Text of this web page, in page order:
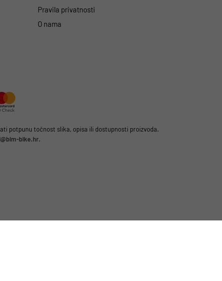
Pravila privatnosti
O nama
potpunu točnost slika, opisa ili dostupnosti proizvoda.
bike.hr.